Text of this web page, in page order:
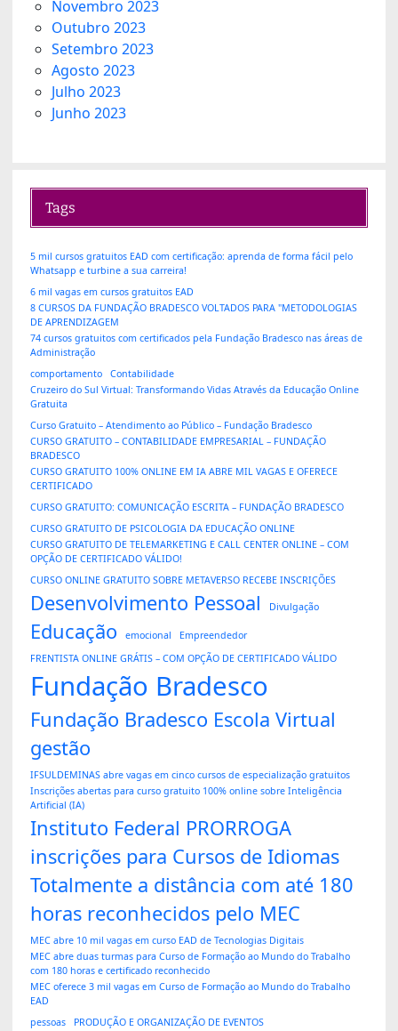
Novembro 2023
Outubro 2023
Setembro 2023
Agosto 2023
Julho 2023
Junho 2023
Tags
5 mil cursos gratuitos EAD com certificação: aprenda de forma fácil pelo
Whatsapp e turbine a sua carreira!
6 mil vagas em cursos gratuitos EAD
8 CURSOS DA FUNDAÇÃO BRADESCO VOLTADOS PARA "METODOLOGIAS
DE APRENDIZAGEM
74 cursos gratuitos com certificados pela Fundação Bradesco nas áreas de
Administração
comportamento
Contabilidade
Cruzeiro do Sul Virtual: Transformando Vidas Através da Educação Online
Gratuita
Curso Gratuito – Atendimento ao Público – Fundação Bradesco
CURSO GRATUITO – CONTABILIDADE EMPRESARIAL – FUNDAÇÃO
BRADESCO
CURSO GRATUITO 100% ONLINE EM IA ABRE MIL VAGAS E OFERECE
CERTIFICADO
CURSO GRATUITO: COMUNICAÇÃO ESCRITA – FUNDAÇÃO BRADESCO
CURSO GRATUITO DE PSICOLOGIA DA EDUCAÇÃO ONLINE
CURSO GRATUITO DE TELEMARKETING E CALL CENTER ONLINE – COM
OPÇÃO DE CERTIFICADO VÁLIDO!
CURSO ONLINE GRATUITO SOBRE METAVERSO RECEBE INSCRIÇÕES
Desenvolvimento Pessoal Divulgação
Educação emocional
Empreendedor
FRENTISTA ONLINE GRÁTIS – COM OPÇÃO DE CERTIFICADO VÁLIDO
Fundação Bradesco
Fundação Bradesco Escola Virtual
gestão
IFSULDEMINAS abre vagas em cinco cursos de especialização gratuitos
Inscrições abertas para curso gratuito 100% online sobre Inteligência
Artificial (IA)
Instituto Federal PRORROGA
inscrições para Cursos de Idiomas
Totalmente a distância com até 180
horas reconhecidos pelo MEC
MEC abre 10 mil vagas em curso EAD de Tecnologias Digitais
MEC abre duas turmas para Curso de Formação ao Mundo do Trabalho
com 180 horas e certificado reconhecido
MEC oferece 3 mil vagas em Curso de Formação ao Mundo do Trabalho
EAD
pessoas
PRODUÇÃO E ORGANIZAÇÃO DE EVENTOS